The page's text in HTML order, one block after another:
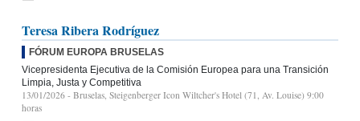
Teresa Ribera Rodríguez
FÓRUM EUROPA BRUSELAS
Vicepresidenta Ejecutiva de la Comisión Europea para una Transición
Limpia, Justa y Competitiva
13/01/2026 - Bruselas, Steigenberger Icon Wiltcher's Hotel (71, Av. Louise) 9:00
horas